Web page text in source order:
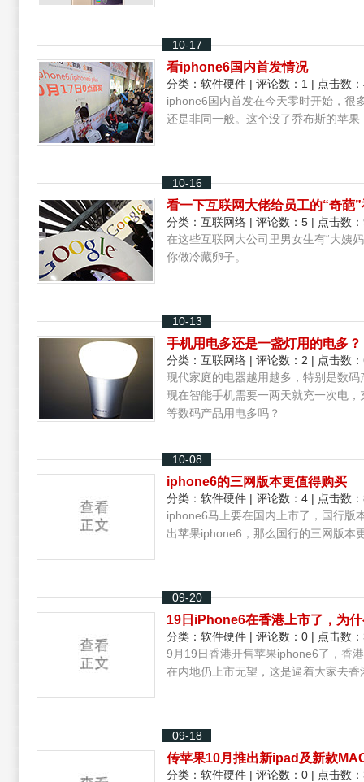
10-17
看iphone6国内首发情况
分类： 软件硬件 | 评论数：1 | 点击数
iphone6国内首发在今天零时开始，很
还是非同一般。这个没了乔布斯的苹果
10-16
看一下互联网大佬给员工的“奇葩
分类： 互联网络 | 评论数：5 | 点击数
在这些互联网大公司里男女生有“大姨
你做冷藏卵子。
10-13
手机用电多还是一盏灯用的电多？
分类： 互联网络 | 评论数：2 | 点击数
现代家庭的电器越用越多，特别是数
现在智能手机需要一两天就充一次电
等数码产品用电多吗？
10-08
iphone6的三网版本更值得购买
分类： 软件硬件 | 评论数：4 | 点击数
iphone6马上要在国内上市了，国行版
出苹果iphone6，那么国行的三网版本
09-20
19日iPhone6在香港上市了，为
分类： 软件硬件 | 评论数：0 | 点击数
9月19日香港开售苹果iphone6了，香
在内地仍上市无望，这是逼着大家去香
09-18
传苹果10月推出新ipad及新款
分类： 软件硬件 | 评论数：0 | 点击数